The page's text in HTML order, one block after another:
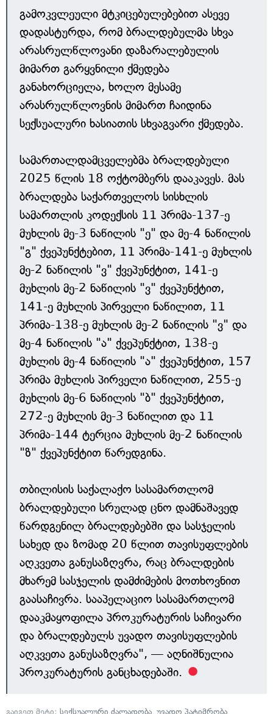
გამოკვლეული მტკიცებულებებით ასევე
დადასტურდა, რომ ბრალდებულმა სხვა
არასრულწლოვანი დაზარალებულის
მიმართ გარყვნილი ქმედება
განახორციელა, ხოლო მესამე
არასრულწლოვნის მიმართ ჩაიდინა
სექსუალური ხასიათის სხვაგვარი ქმედება.
სამართალდამცველებმა ბრალდებული
2025 წლის 18 ოქტომბერს დააკავეს. მას
ბრალდება საქართველოს სისხლის
სამართლის კოდექსის 11 პრიმა-137-ე
მუხლის მე-3 ნაწილის "ე" და მე-4 ნაწილის
"გ" ქვეპუნქტებით, 11 პრიმა-141-ე მუხლის
მე-2 ნაწილის "ვ" ქვეპუნქტით, 141-ე
მუხლის მე-2 ნაწილის "ვ" ქვეპუნქტით,
141-ე მუხლის პირველი ნაწილით, 11
პრიმა-138-ე მუხლის მე-2 ნაწილის "ვ" და
მე-4 ნაწილის "ა" ქვეპუნქტით, 138-ე
მუხლის მე-4 ნაწილის "ა" ქვეპუნქტით, 157
პრიმა მუხლის პირველი ნაწილით, 255-ე
მუხლის მე-6 ნაწილის "ბ" ქვეპუნქტით,
272-ე მუხლის მე-3 ნაწილით და 11
პრიმა-144 ტერცია მუხლის მე-2 ნაწილის
"ზ" ქვეპუნქტით წარედგინა.
თბილისის საქალაქო სასამართლომ
ბრალდებული სრულად ცნო დამნაშავედ
წარდგენილ ბრალდებებში და სასჯელის
სახედ და ზომად 20 წლით თავისუფლების
აღკვეთა განუსაზღვრა, რაც ბრალდების
მხარემ სასჯელის დამძიმების მოთხოვნით
გაასაჩივრა. სააპელაციო სასამართლომ
დააკმაყოფილა პროკურატურის საჩივარი
და ბრალდებულს უვადო თავისუფლების
აღკვეთა განუსაზღვრა", — აღნიშნულია
პროკურატურის განცხადებაში.
გაიგეთ მეტი: სექსუალური ძალადობა, უვადო პატიმრობა,